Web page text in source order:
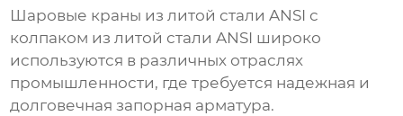
Шаровые краны из литой стали ANSI с
колпаком из литой стали ANSI широко
используются в различных отраслях
промышленности, где требуется надежная и
долговечная запорная арматура.